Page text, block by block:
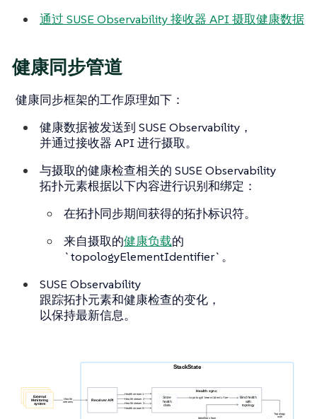
通过 SUSE Observability 接收器 API 摄取健康数据
健康同步管道
健康同步框架的工作原理如下：
健康数据被发送到 SUSE Observability，
并通过接收器 API 进行摄取。
与摄取的健康检查相关的 SUSE Observability
拓扑元素根据以下内容进行识别和绑定：
在拓扑同步期间获得的拓扑标识符。
来自摄取的健康负载的
`topologyElementIdentifier`。
SUSE Observability
跟踪拓扑元素和健康检查的变化，
以保持最新信息。